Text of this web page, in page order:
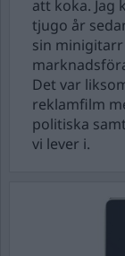
att koka. Jag
tjugo år
sin
Det var
reklamfilm
politiska
vi lever i.